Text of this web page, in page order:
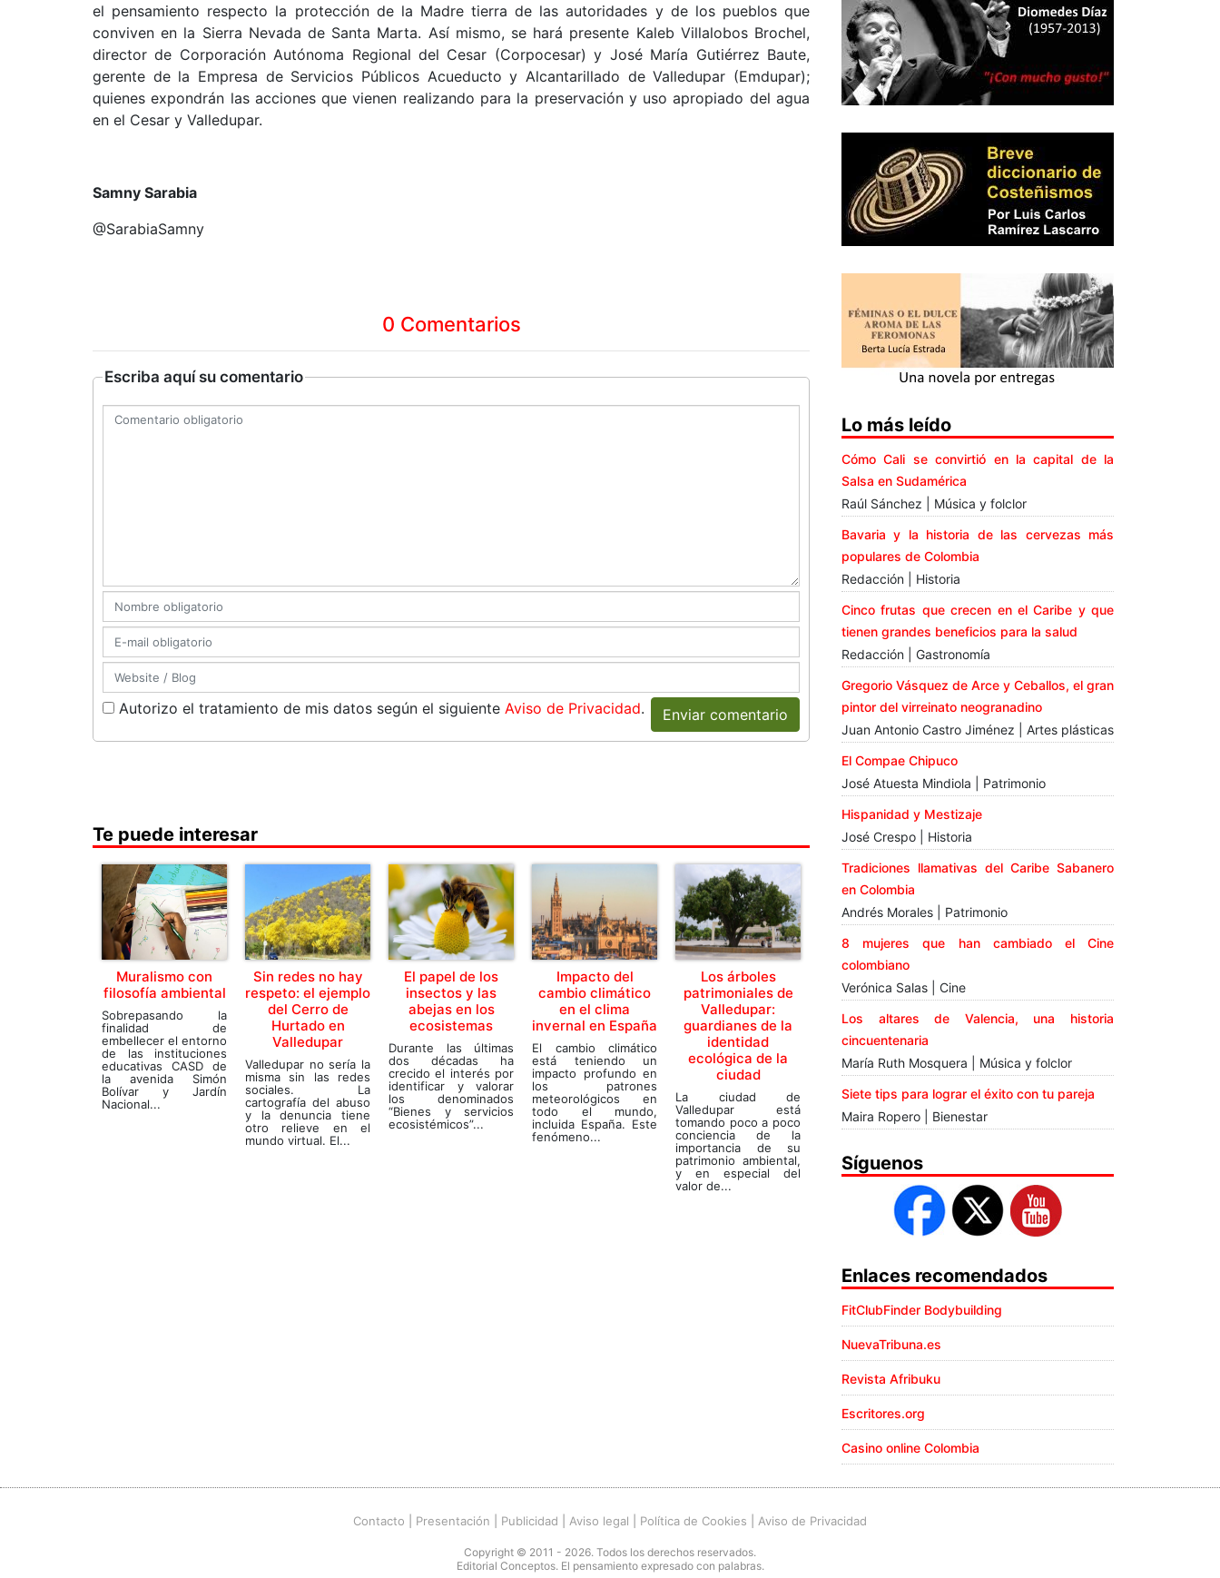
el pensamiento respecto la protección de la Madre tierra de las autoridades y de los pueblos que
conviven en la Sierra Nevada de Santa Marta. Así mismo, se hará presente Kaleb Villalobos Brochel,
director de Corporación Autónoma Regional del Cesar (Corpocesar) y José María Gutiérrez Baute,
gerente de la Empresa de Servicios Públicos Acueducto y Alcantarillado de Valledupar (Emdupar);
quienes expondrán las acciones que vienen realizando para la preservación y uso apropiado del agua
en el Cesar y Valledupar.
Samny Sarabia
@SarabiaSamny
0 Comentarios
Escriba aquí su comentario
Autorizo el tratamiento de mis datos según el siguiente Aviso de Privacidad. Enviar comentario
Te puede interesar
Muralismo con
filosofía ambiental
Sobrepasando la
finalidad de
embellecer el entorno
de las instituciones
educativas CASD de
la avenida Simón
Bolívar y Jardín
Nacional...
Sin redes no hay
respeto: el ejemplo
del Cerro de
Hurtado en
Valledupar
Valledupar no sería la
misma sin las redes
sociales. La
cartografía del abuso
y la denuncia tiene
otro relieve en el
mundo virtual. El...
El papel de los
insectos y las
abejas en los
ecosistemas
Durante las últimas
dos décadas ha
crecido el interés por
identificar y valorar
los denominados
“Bienes y servicios
ecosistémicos”...
Impacto del
cambio climático
en el clima
invernal en España
El cambio climático
está teniendo un
impacto profundo en
los patrones
meteorológicos en
todo el mundo,
incluida España. Este
fenómeno...
Los árboles
patrimoniales de
Valledupar:
guardianes de la
identidad
ecológica de la
ciudad
La ciudad de
Valledupar está
tomando poco a poco
conciencia de la
importancia de su
patrimonio ambiental,
y en especial del
valor de...
Lo más leído
Cómo Cali se convirtió en la capital de la
Salsa en Sudamérica
Raúl Sánchez | Música y folclor
Bavaria y la historia de las cervezas más
populares de Colombia
Redacción | Historia
Cinco frutas que crecen en el Caribe y que
tienen grandes beneficios para la salud
Redacción | Gastronomía
Gregorio Vásquez de Arce y Ceballos, el gran
pintor del virreinato neogranadino
Juan Antonio Castro Jiménez | Artes plásticas
El Compae Chipuco
José Atuesta Mindiola | Patrimonio
Hispanidad y Mestizaje
José Crespo | Historia
Tradiciones llamativas del Caribe Sabanero
en Colombia
Andrés Morales | Patrimonio
8 mujeres que han cambiado el Cine
colombiano
Verónica Salas | Cine
Los altares de Valencia, una historia
cincuentenaria
María Ruth Mosquera | Música y folclor
Siete tips para lograr el éxito con tu pareja
Maira Ropero | Bienestar
Síguenos
Enlaces recomendados
FitClubFinder Bodybuilding
NuevaTribuna.es
Revista Afribuku
Escritores.org
Casino online Colombia
Contacto Presentación Publicidad Aviso legal Política de Cookies Aviso de Privacidad
Copyright © 2011 - 2026. Todos los derechos reservados.
Editorial Conceptos. El pensamiento expresado con palabras.